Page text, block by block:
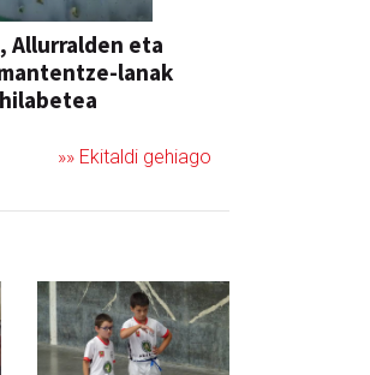
Allurralden eta
lanak
»» Ekitaldi gehiago